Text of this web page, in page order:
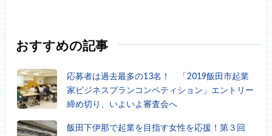
おすすめの記事
応募者は過去最多の13名！ 「2019飯田市起業
家ビジネスプランコンペティション」エントリー
締め切り、いよいよ審査会へ
飯田下伊那で起業を目指す女性を応援！第３回